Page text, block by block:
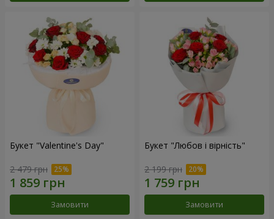
Букет "Valentine's Day"
2 479 грн
Замовити
Букет "Любов і вірність"
2 199 грн
Замовити